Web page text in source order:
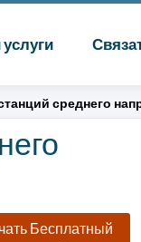
среднего
Бесплатный